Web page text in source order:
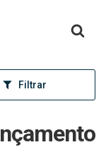
Filtrar